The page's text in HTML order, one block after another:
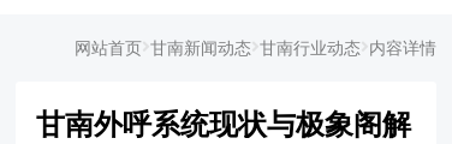
网站首页 甘南新闻动态 甘南行业动态 内容详情
甘南外呼系统现状与极象阁解